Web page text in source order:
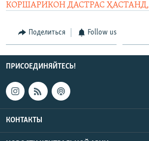
КОРШАРИКОН ДАСТРАС
Поделиться Follow us
ПРИСОЕДИНЯЙТЕСЬ!
КОНТАКТЫ